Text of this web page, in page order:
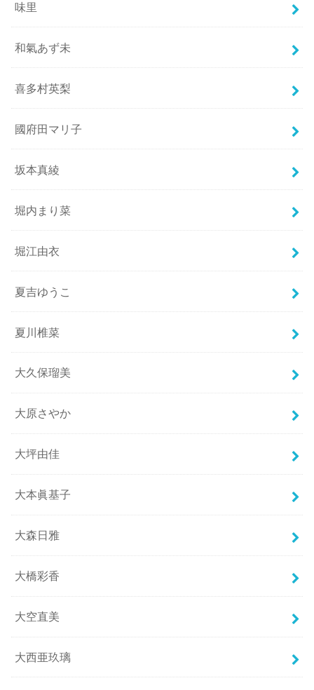
味里
和氣あず未
喜多村英梨
國府田マリ子
坂本真綾
堀内まり菜
堀江由衣
夏吉ゆうこ
夏川椎菜
大久保瑠美
大原さやか
大坪由佳
大本眞基子
大森日雅
大橋彩香
大空直美
大西亜玖璃